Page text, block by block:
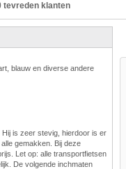
tevreden klanten
blauw en diverse andere
is zeer stevig, hierdoor is er
gemakken. Bij deze
Let op: alle transportfietsen
De volgende inchmaten